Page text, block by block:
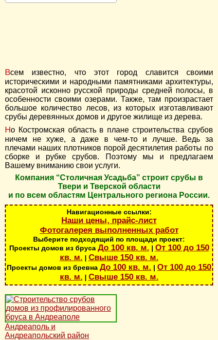
Всем известно, что этот город славится своими
историческими и народными памятниками архитектуры,
красотой исконно русской природы средней полосы, в
особенности своими озерами. Также, там произрастает
большое количество лесов, из которых изготавливают
срубы деревянных домов и другое жилище из дерева.
Но Костромская область в плане строительства срубов
ничем не хуже, а даже в чем-то и лучше. Ведь за
плечами наших плотников порой десятилетия работы по
сборке и рубке срубов. Поэтому мы и предлагаем
Вашему вниманию свои услуги.
Компания “Столичная Усадьба” строит срубы в
Твери и Тверской области
и по всем областям Центрального региона России.
Навигационные ссылки:
Наши цены, прайс-лист
Фотогалерея выполненных работ
Выберите подходящий по площади проект:
Проекты домов из бруса До 100 кв. м. | От 100 до 150
кв. м. | Свыше 150 кв. м.
Проекты домов из бревна До 100 кв. м. | От 100 до 150
кв. м. | Свыше 150 кв. м.
Андреаполь и
Андреапольский район